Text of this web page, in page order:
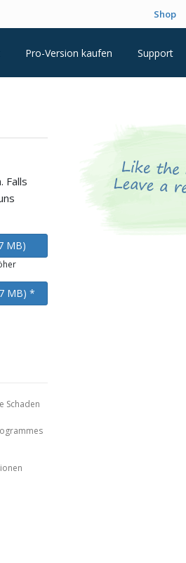
Shop
Pro-Version kaufen Support
Falls
MB)
MB) *
Schaden